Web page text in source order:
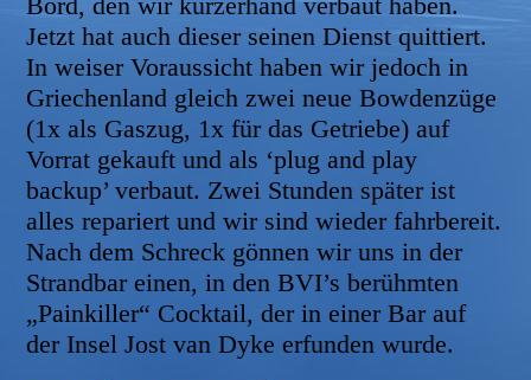
Jetzt hat auch dieser seinen Dienst quittiert.
In weiser Voraussicht haben wir jedoch in
Griechenland gleich zwei neue Bowdenzüge
(1x als Gaszug, 1x für das Getriebe) auf
Vorrat gekauft und als ‘plug and play
backup’ verbaut. Zwei Stunden später ist
alles repariert und wir sind wieder fahrbereit.
Nach dem Schreck gönnen wir uns in der
Strandbar einen, in den BVI’s berühmten
„Painkiller“ Cocktail, der in einer Bar auf
der Insel Jost van Dyke erfunden wurde.